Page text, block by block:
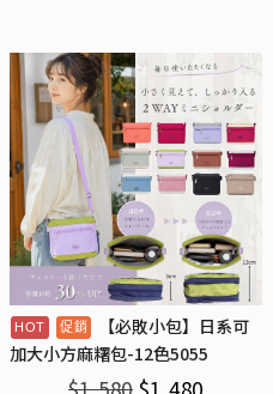
【必敗小包】日系可
加大小方麻糬包-12色5055